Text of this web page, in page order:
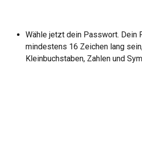
Wähle jetzt dein Passwort. Dein
mindestens 16 Zeichen lang
Kleinbuchstaben, Zahlen und